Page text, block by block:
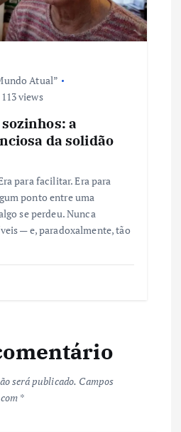
Atual”
113 views
a
da solidão
para facilitar. Era para
ponto entre uma
se perdeu. Nunca
— e, paradoxalmente, tão
será publicado. Campos
*